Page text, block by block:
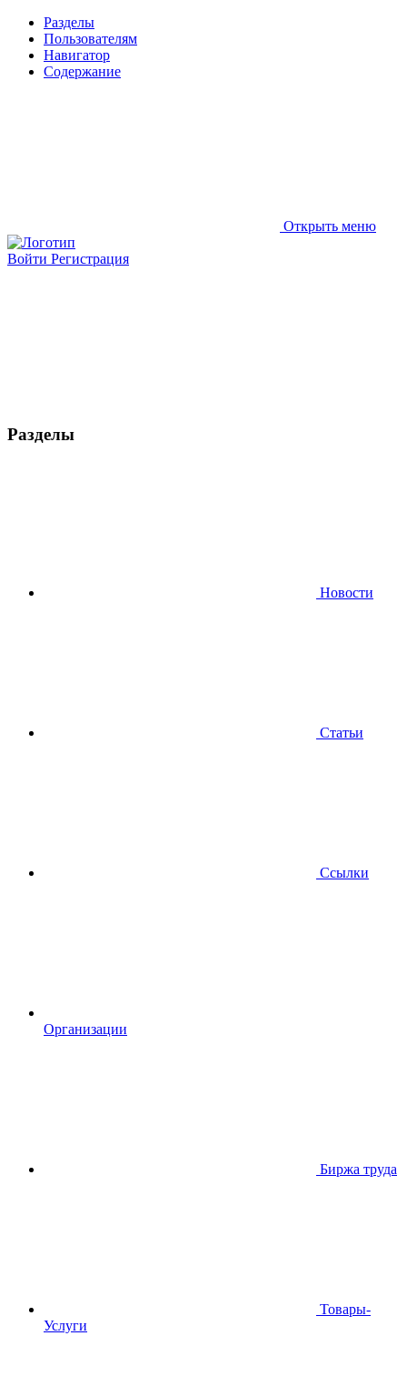
Разделы
Пользователям
Навигатор
Содержание
Открыть меню
Войти Регистрация
Разделы
Новости
Статьи
Ссылки
Организации
Биржа труда
Товары-
Услуги